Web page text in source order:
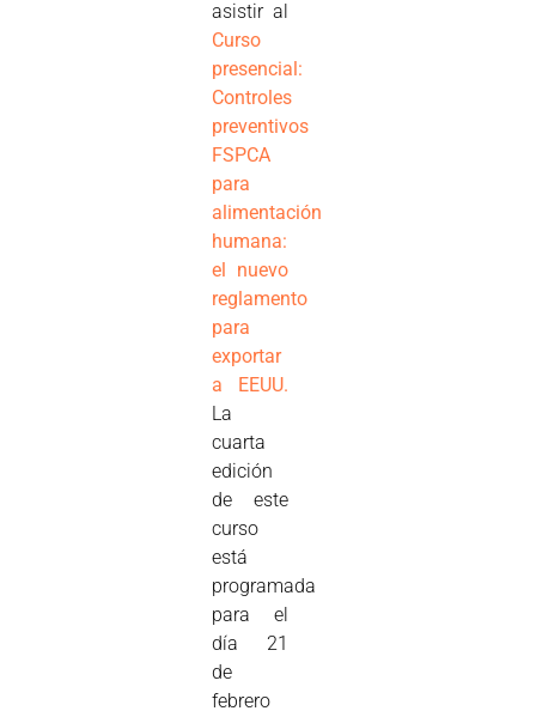
asistir al
Curso
presencial:
Controles
preventivos
FSPCA
para
alimentación
humana:
el nuevo
reglamento
para
exportar
a EEUU.
La
cuarta
edición
de este
curso
está
programada
para el
día 21
de
febrero